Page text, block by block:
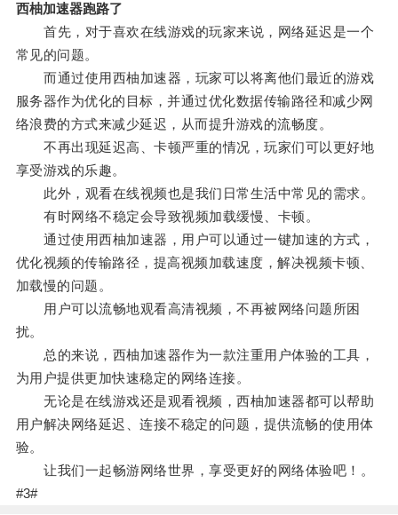
西柚加速器跑路了
首先，对于喜欢在线游戏的玩家来说，网络延迟是一个
常见的问题。
而通过使用西柚加速器，玩家可以将离他们最近的游戏
服务器作为优化的目标，并通过优化数据传输路径和减少网
络浪费的方式来减少延迟，从而提升游戏的流畅度。
不再出现延迟高、卡顿严重的情况，玩家们可以更好地
享受游戏的乐趣。
此外，观看在线视频也是我们日常生活中常见的需求。
有时网络不稳定会导致视频加载缓慢、卡顿。
通过使用西柚加速器，用户可以通过一键加速的方式，
优化视频的传输路径，提高视频加载速度，解决视频卡顿、
加载慢的问题。
用户可以流畅地观看高清视频，不再被网络问题所困
扰。
总的来说，西柚加速器作为一款注重用户体验的工具，
为用户提供更加快速稳定的网络连接。
无论是在线游戏还是观看视频，西柚加速器都可以帮助
用户解决网络延迟、连接不稳定的问题，提供流畅的使用体
验。
让我们一起畅游网络世界，享受更好的网络体验吧！。
#3#